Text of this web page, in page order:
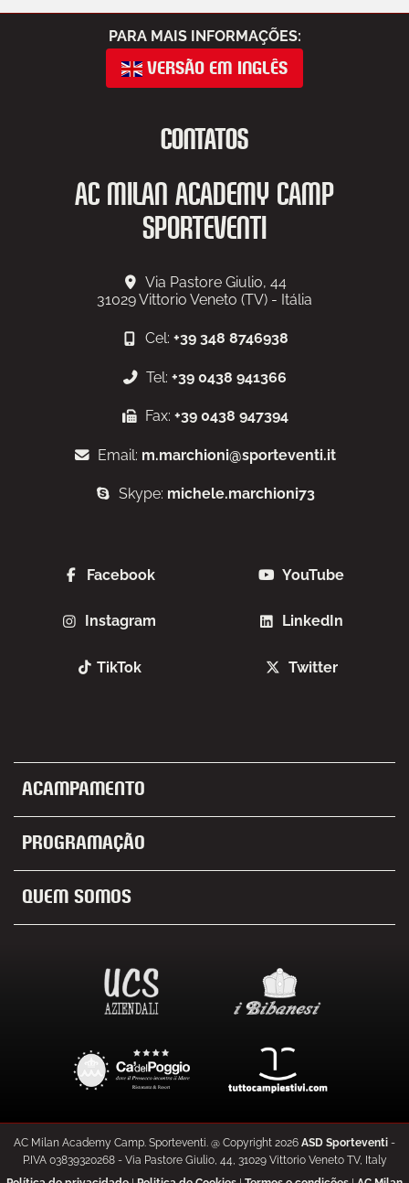
PARA MAIS INFORMAÇÕES:
VERSÃO EM INGLÊS
CONTATOS
AC MILAN ACADEMY CAMP
SPORTEVENTI
Via Pastore Giulio, 44
31029Vittorio Veneto (TV) - Itália
Cel: +39 348 8746938
Tel:+39 0438 941366
Fax: +39 0438 947394
Email: m.marchioni@sporteventi.it
Skype: michele.marchioni73
Facebook YouTube
Instagram LinkedIn
TikTok Twitter
Acampamento
Programação
Quem Somos
AC Milan Academy Camp. Sporteventi. @ Copyright 2026 ASD Sporteventi -
P.IVA 03839320268 - Via Pastore Giulio, 44, 31029 Vittorio Veneto TV, Italy